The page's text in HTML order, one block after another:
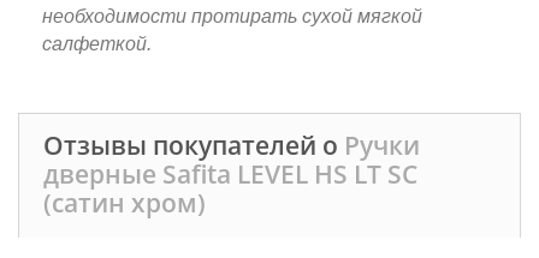
необходимости протирать сухой мягкой
салфеткой.
Отзывы покупателей о Ручки
дверные Safita LEVEL HS LT SC
(сатин хром)